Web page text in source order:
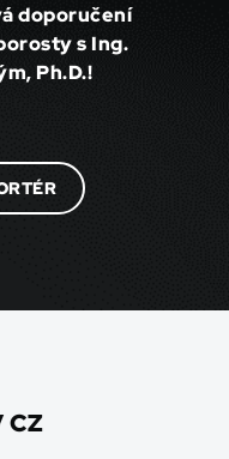
doporučení
s Ing.
Ph.D.!
CZ